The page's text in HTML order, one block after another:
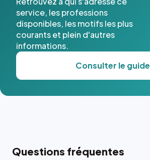
service, les professions
disponibles, les motifs les plus
courants et plein d'autres
informations.
Consulter le guide
Questions fréquentes